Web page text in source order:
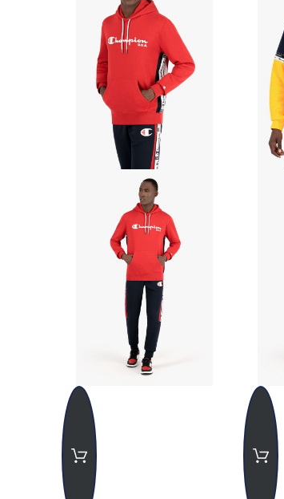
kupnje bez dodatnih troškova dostave.